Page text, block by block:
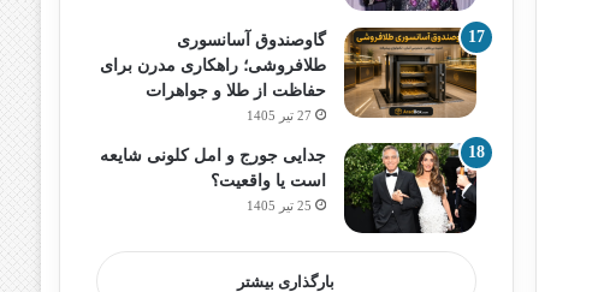
گاوصندوق آسانسوری
طلافروشی؛ راهکاری مدرن برای
حفاظت از طلا و جواهرات
27 تیر 1405
جدایی جورج و امل کلونی شایعه
است یا واقعیت؟
25 تیر 1405
بارگذاری بیشتر